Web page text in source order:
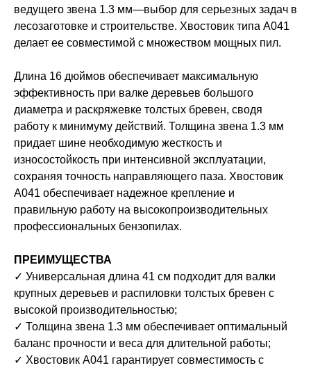
ведущего звена 1.3 мм—выбор для серьезных задач в
лесозаготовке и строительстве. Хвостовик типа A041
делает ее совместимой с множеством мощных пил.
Длина 16 дюймов обеспечивает максимальную
эффективность при валке деревьев большого
диаметра и раскряжевке толстых бревен, сводя
работу к минимуму действий. Толщина звена 1.3 мм
придает шине необходимую жесткость и
износостойкость при интенсивной эксплуатации,
сохраняя точность направляющего паза. Хвостовик
A041 обеспечивает надежное крепление и
правильную работу на высокопроизводительных
профессиональных бензопилах.
ПРЕИМУЩЕСТВА
✓ Универсальная длина 41 см подходит для валки
крупных деревьев и распиловки толстых бревен с
высокой производительностью;
✓ Толщина звена 1.3 мм обеспечивает оптимальный
баланс прочности и веса для длительной работы;
✓ Хвостовик A041 гарантирует совместимость с